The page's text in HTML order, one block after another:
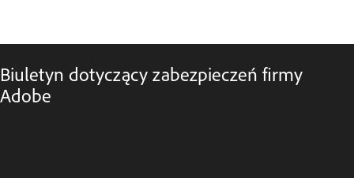
Biuletyn dotyczący zabezpieczeń firmy
Adobe